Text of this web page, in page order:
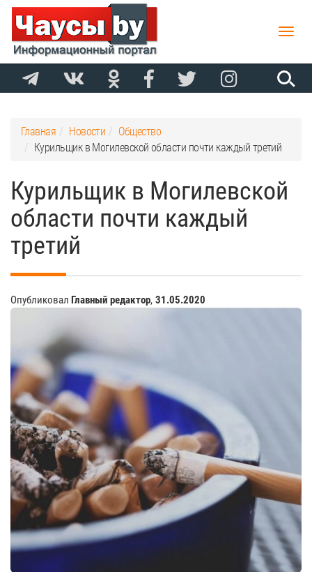
Toggle
Главная Новости
Общество
Курильщик в Могилевской области почти каждый третий
Курильщик в Могилевской
области почти каждый
третий
Опубликовал Главный редактор, 31.05.2020